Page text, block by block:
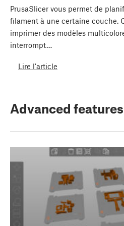
PrusaSlicer vous permet de
filament à une certaine couche.
imprimer des modèles
interrompt…
Lire l'article
Advanced features